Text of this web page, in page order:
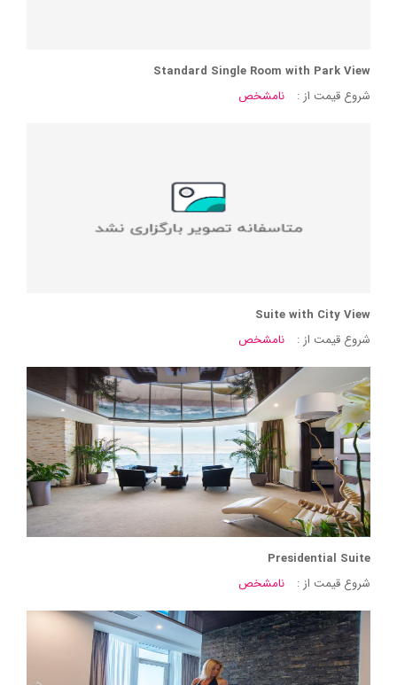
Standard Single Room with Park View
شروع قیمت از :
نامشخص
Suite with City View
شروع قیمت از :
نامشخص
Presidential Suite
شروع قیمت از :
نامشخص